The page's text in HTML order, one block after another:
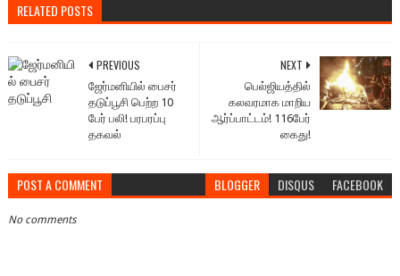
RELATED POSTS
NEXT
பெல்ஜியத்தில்
கலவரமாக மாறிய
ஆர்ப்பாட்டம்! 116பேர்
கைது!
PREVIOUS
ஜேர்மனியில் பைசர்
தடுப்பூசி பெற்ற 10
பேர் பலி! பரபரப்பு
தகவல்
POST A COMMENT BLOGGER DISQUS FACEBOOK
No comments